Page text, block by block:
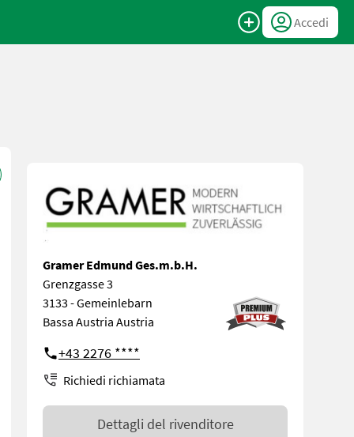
Accedi
Gramer Edmund Ges.m.b.H.
Grenzgasse 3
3133 - Gemeinlebarn
Bassa Austria Austria
+43 2276 ****
Richiedi richiamata
Dettagli del rivenditore